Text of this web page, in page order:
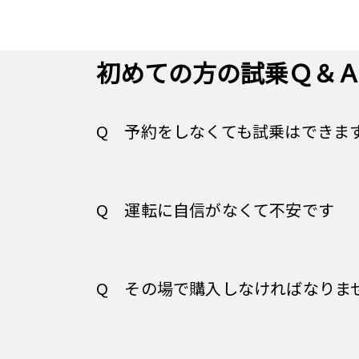
初めての方の試乗Ｑ＆Ａ
Q 予約をしなくても試乗はできま
Q 運転に自信がなくて不安です
Q その場で購入しなければなりま